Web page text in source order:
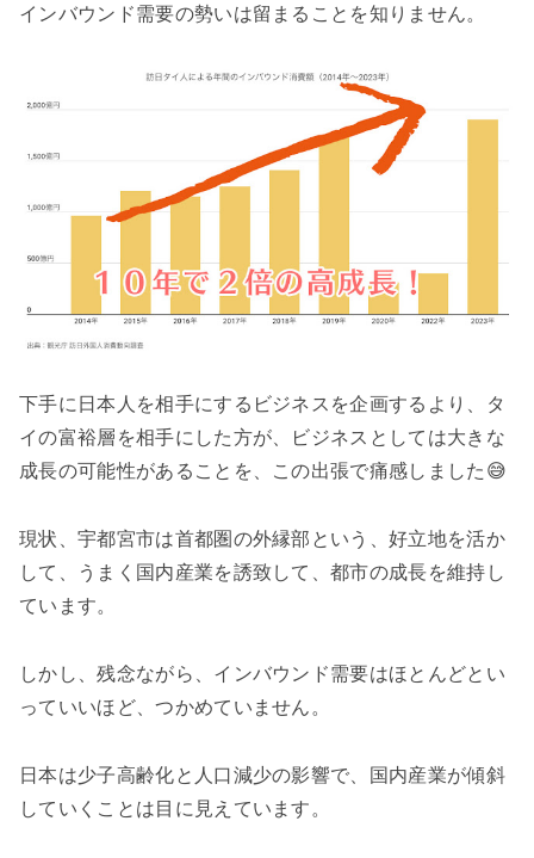
インバウンド需要の勢いは留まることを知りません。
下手に日本人を相手にするビジネスを企画するより、タ
イの富裕層を相手にした方が、ビジネスとしては大きな
成長の可能性があることを、この出張で痛感しました😅
現状、宇都宮市は首都圏の外縁部という、好立地を活か
して、うまく国内産業を誘致して、都市の成長を維持し
ています。
しかし、残念ながら、インバウンド需要はほとんどとい
っていいほど、つかめていません。
日本は少子高齢化と人口減少の影響で、国内産業が傾斜
していくことは目に見えています。